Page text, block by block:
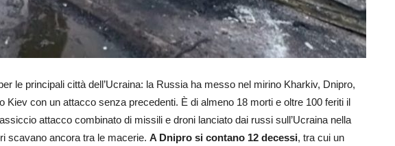
le principali città dell’Ucraina: la Russia ha messo nel mirino Kharkiv, Dnipro,
Kiev con un attacco senza precedenti. È di almeno 18 morti e oltre 100 feriti il
attacco combinato di missili e droni lanciato dai russi sull’Ucraina nella
scavano ancora tra le macerie. A Dnipro si contano 12 decessi, tra cui un